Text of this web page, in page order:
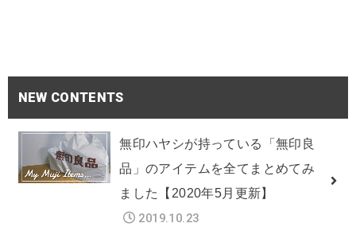
NEW CONTENTS
無印ハヤシが持っている「無印良
品」のアイテムを全てまとめてみ
ました【2020年5月更新】
2019.10.23